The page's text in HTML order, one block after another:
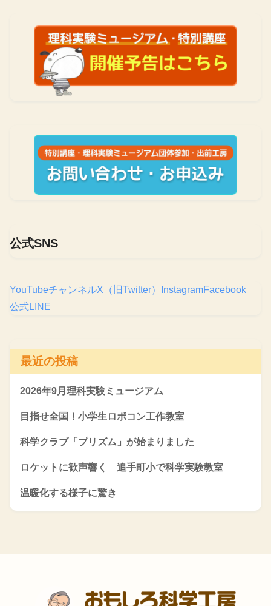
公式SNS
YouTubeチャンネルX（旧Twitter） InstagramFacebook
公式LINE
最近の投稿
2026年9月理科実験ミュージアム
目指せ全国！小学生ロボコン工作教室
科学クラブ「プリズム」が始まりました
ロケットに歓声響く 追手町小で科学実験教室
温暖化する様子に驚き